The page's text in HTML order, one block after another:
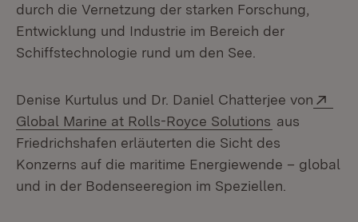
durch die Vernetzung der starken Forschung,
Entwicklung und Industrie im Bereich der
Schiffstechnologie rund um den See.
Denise Kurtulus und Dr. Daniel Chatterjee von
Global Marine at Rolls-Royce Solutions (Öffnet in
aus
Friedrichshafen erläuterten die Sicht des
Konzerns auf die maritime Energiewende – global
und in der Bodenseeregion im Speziellen.